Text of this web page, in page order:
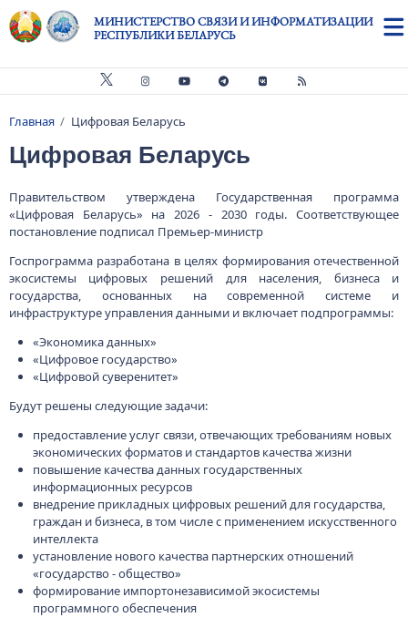
Перейти к основному содержанию
МИНИСТЕРСТВО СВЯЗИ И ИНФОРМАТИЗАЦИИ
РЕСПУБЛИКИ БЕЛАРУСЬ
Строка навигации
Главная Цифровая Беларусь
Цифровая Беларусь
Правительством утверждена Государственная программа
«Цифровая Беларусь» на 2026 - 2030 годы. Соответствующее
постановление подписал Премьер-министр
Госпрограмма разработана в целях формирования отечественной
экосистемы цифровых решений для населения, бизнеса и
государства, основанных на современной системе и
инфраструктуре управления данными и включает подпрограммы:
«Экономика данных»
«Цифровое государство»
«Цифровой суверенитет»
Будут решены следующие задачи:
предоставление услуг связи, отвечающих требованиям новых
экономических форматов и стандартов качества жизни
повышение качества данных государственных
информационных ресурсов
внедрение прикладных цифровых решений для государства,
граждан и бизнеса, в том числе с применением искусственного
интеллекта
установление нового качества партнерских отношений
«государство - общество»
формирование импортонезависимой экосистемы
программного обеспечения